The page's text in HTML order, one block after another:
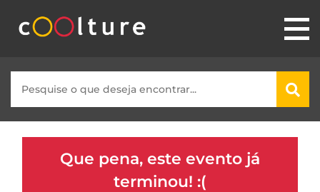
Que pena, este evento já
terminou! :(